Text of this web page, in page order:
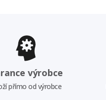
výrobce
přímo od výrobce